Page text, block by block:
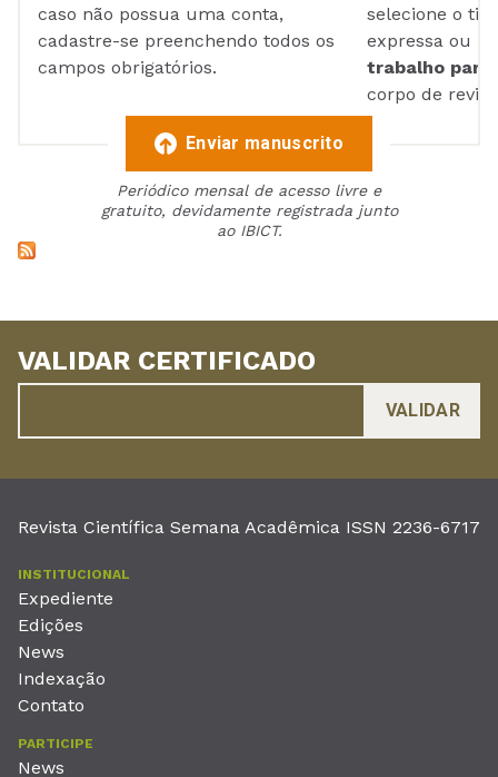
caso não possua uma conta,
cadastre-se preenchendo todos os
campos obrigatórios.
selecione o
expressa ou
trabalho para
corpo de
Enviar manuscrito
Periódico mensal de acesso livre e
gratuito, devidamente registrada junto
ao IBICT.
VALIDAR CERTIFICADO
Revista Científica Semana Acadêmica ISSN 2236-6717
INSTITUCIONAL
Expediente
Edições
News
Indexação
Contato
PARTICIPE
News